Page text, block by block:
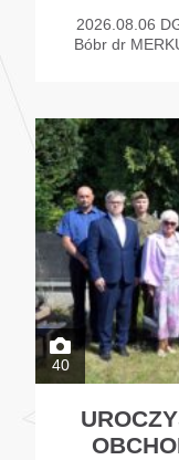
2026.08.06
Bóbr dr
40